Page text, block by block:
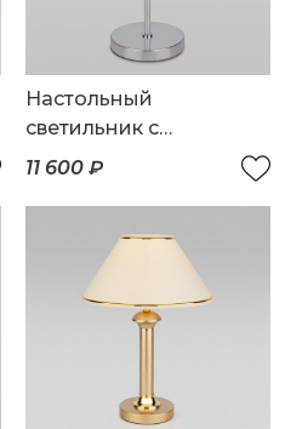
Настольный
светильник с
хрусталем
11 600 ₽